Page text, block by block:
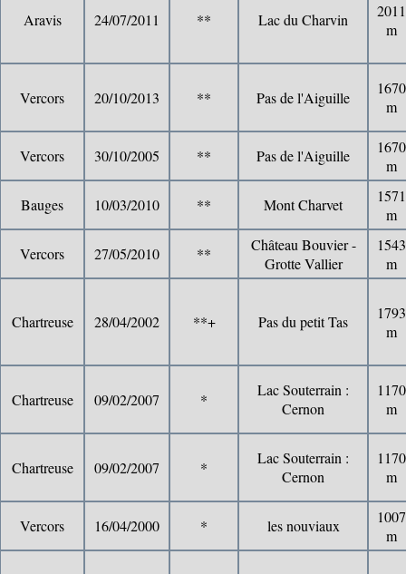
Aravis 24/07/2011 ** Lac du Charvin
2011
m
Vercors 20/10/2013 ** Pas de l'Aiguille
1670
m
Vercors 30/10/2005 ** Pas de l'Aiguille
1670
m
Bauges 10/03/2010 ** Mont Charvet
1571
m
Vercors 27/05/2010 **
Château Bouvier -
Grotte Vallier
1543
m
Chartreuse 28/04/2002 **+ Pas du petit Tas
1793
m
Chartreuse 09/02/2007 *
Lac Souterrain :
Cernon
1170
m
Chartreuse 09/02/2007 *
Lac Souterrain :
Cernon
1170
m
Vercors 16/04/2000 * les nouviaux
1007
m